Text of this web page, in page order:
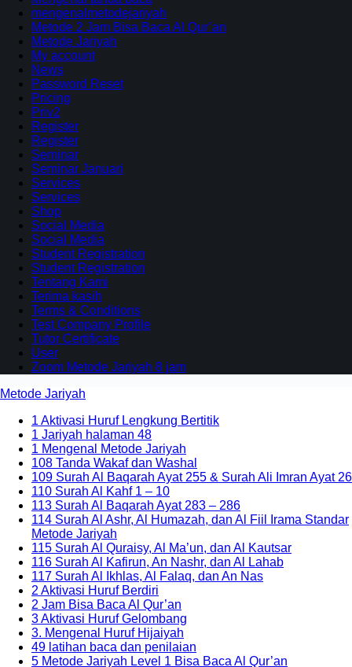
mengenalmetodejariyah
Metode 2 Jam Bisa Baca Al Qur’an
Metode Jariyah
My account
News
Password Reset
Pricing
Priv2
Register
Register
Seminar
Seminar Januari
Services
Services
Shop
Social Media
Social Media
Student Registration
Student Registration
Tentang Kami
Terima kasih
Terms & Conditions
Test Company Profile
Tutor Certificate
User
Zoom Metode Jariyah 8 jam
Metode Jariyah
1 Aktivasi Huruf Lengkung Bertitik
1 Jariyah halaman 48
1 Mengenal Metode Jariyah
108 Tanda Wakaf dan Washal
109 Surah Al Baqarah Ayat 255 & Surah Ali Imran Ayat 26
110 Surah Al Kahf 1 – 10
113 Surah Al Baqarah Ayat 283 – 286
114 Surah Al Ashr, Al Humazah, dan Al Fiil Irama Standar
Metode Jariyah
115 Surah Al Quraisy, Al Ma’un, dan Al Kautsar
116 Surah Al Kafirun, An Nashr, dan Al Lahab
117 Surah Al Ikhlas, Al Falaq, dan An Nas
2 Aktivasi Huruf Berdiri
2 Jam Bisa Baca Al Qur’an
3 Aktivasi Huruf Gelombang
3. Mengenal Huruf Hijaiyah
49 latihan baca dan penilaian
5 Metode Jariyah Level 1 Bisa Baca Al Qur’an